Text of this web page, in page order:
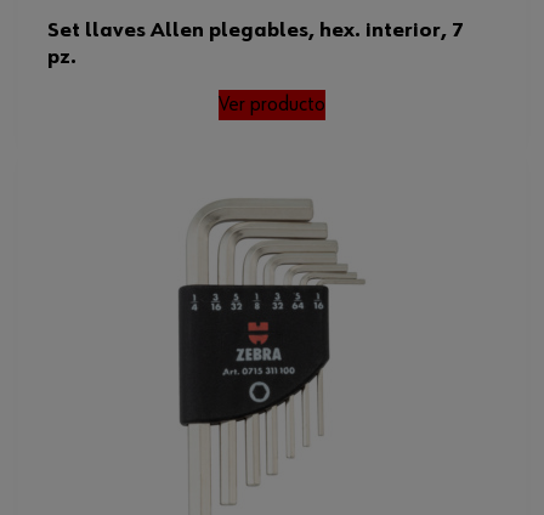
Set llaves Allen plegables, hex. interior, 7
pz.
Ver producto